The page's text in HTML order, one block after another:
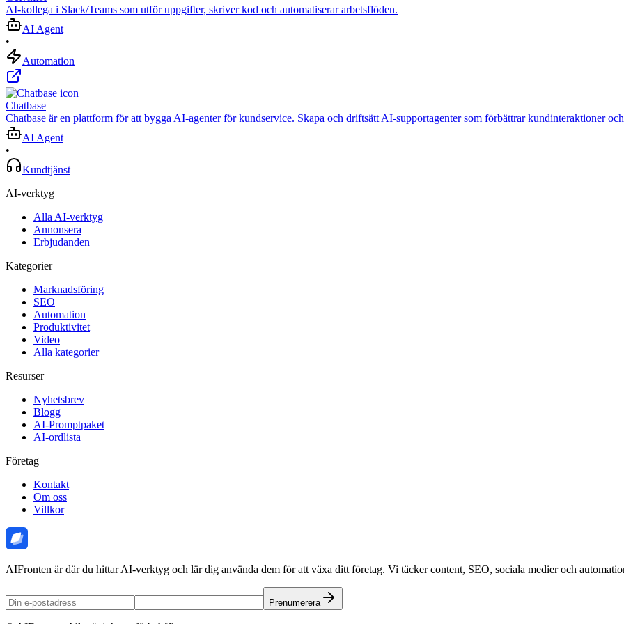
AI‑kollega i Slack/Teams som utför uppgifter, skriver kod och automatiserar arbetsflöden.
AI Agent
•
Automation
Chatbase
Chatbase är en plattform för att bygga AI-agenter för kundservice. Skapa och driftsätt AI-supportagenter som förbättrar kundinteraktioner
AI Agent
•
Kundtjänst
AI-verktyg
Alla AI-verktyg
Annonsera
Erbjudanden
Kategorier
Marknadsföring
SEO
Automation
Produktivitet
Video
Alla kategorier
Resurser
Nyhetsbrev
Blogg
AI-Promptpaket
AI-ordlista
Företag
Kontakt
Om oss
Villkor
AIFronten är där du hittar AI-verktyg och lär dig använda dem för att växa ditt företag. Vi täcker content, SEO, sociala medier och
Prenumerera